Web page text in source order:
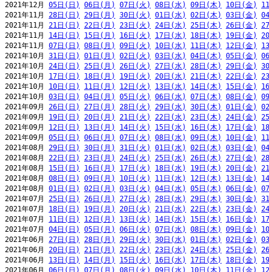
2021年12月 05日(日) 06日(月) 07日(火) 08日(水) 09日(木) 10日(金)
2021年11月 28日(日) 29日(月) 30日(火) 01日(水) 02日(木) 03日(金)
2021年11月 21日(日) 22日(月) 23日(火) 24日(水) 25日(木) 26日(金)
2021年11月 14日(日) 15日(月) 16日(火) 17日(水) 18日(木) 19日(金)
2021年11月 07日(日) 08日(月) 09日(火) 10日(水) 11日(木) 12日(金)
2021年10月 31日(日) 01日(月) 02日(火) 03日(水) 04日(木) 05日(金)
2021年10月 24日(日) 25日(月) 26日(火) 27日(水) 28日(木) 29日(金)
2021年10月 17日(日) 18日(月) 19日(火) 20日(水) 21日(木) 22日(金)
2021年10月 10日(日) 11日(月) 12日(火) 13日(水) 14日(木) 15日(金)
2021年10月 03日(日) 04日(月) 05日(火) 06日(水) 07日(木) 08日(金)
2021年09月 26日(日) 27日(月) 28日(火) 29日(水) 30日(木) 01日(金)
2021年09月 19日(日) 20日(月) 21日(火) 22日(水) 23日(木) 24日(金)
2021年09月 12日(日) 13日(月) 14日(火) 15日(水) 16日(木) 17日(金)
2021年09月 05日(日) 06日(月) 07日(火) 08日(水) 09日(木) 10日(金)
2021年08月 29日(日) 30日(月) 31日(火) 01日(水) 02日(木) 03日(金)
2021年08月 22日(日) 23日(月) 24日(火) 25日(水) 26日(木) 27日(金)
2021年08月 15日(日) 16日(月) 17日(火) 18日(水) 19日(木) 20日(金)
2021年08月 08日(日) 09日(月) 10日(火) 11日(水) 12日(木) 13日(金)
2021年08月 01日(日) 02日(月) 03日(火) 04日(水) 05日(木) 06日(金)
2021年07月 25日(日) 26日(月) 27日(火) 28日(水) 29日(木) 30日(金)
2021年07月 18日(日) 19日(月) 20日(火) 21日(水) 22日(木) 23日(金)
2021年07月 11日(日) 12日(月) 13日(火) 14日(水) 15日(木) 16日(金)
2021年07月 04日(日) 05日(月) 06日(火) 07日(水) 08日(木) 09日(金)
2021年06月 27日(日) 28日(月) 29日(火) 30日(水) 01日(木) 02日(金)
2021年06月 20日(日) 21日(月) 22日(火) 23日(水) 24日(木) 25日(金)
2021年06月 13日(日) 14日(月) 15日(火) 16日(水) 17日(木) 18日(金)
2021年06月 06日(日) 07日(月) 08日(火) 09日(水) 10日(木) 11日(金)